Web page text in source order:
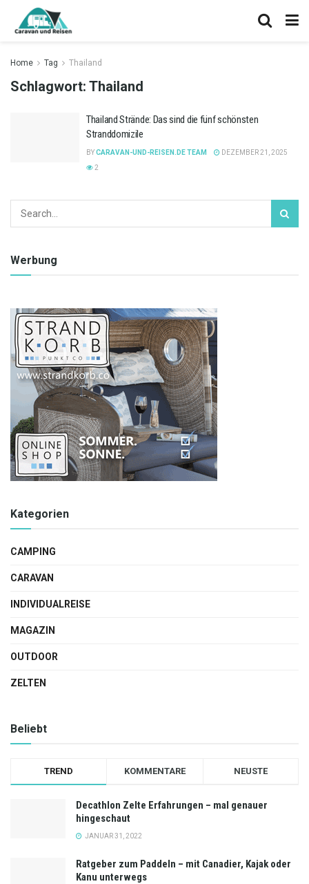
Home Tag Thailand
Schlagwort: Thailand
Thailand Strände: Das sind die fünf schönsten
Stranddomizile
BYCARAVAN-UND-REISEN.DE TEAM
DEZEMBER 21, 2025
2
Werbung
Kategorien
CAMPING
CARAVAN
INDIVIDUALREISE
MAGAZIN
OUTDOOR
ZELTEN
Beliebt
TREND KOMMENTARE NEUSTE
Decathlon Zelte Erfahrungen – mal genauer
hingeschaut
JANUAR 31, 2022
Ratgeber zum Paddeln – mit Canadier, Kajak oder
Kanu unterwegs